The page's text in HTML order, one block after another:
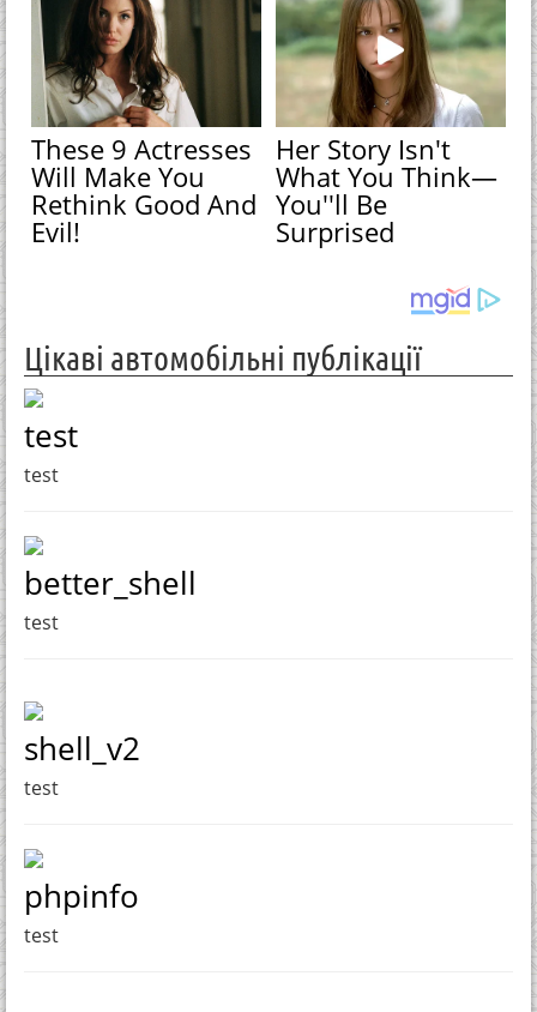
These 9 Actresses
Will Make You
Rethink Good And
Evil!
Her Story Isn't
What You Think—
You''ll Be
Surprised
Цікаві автомобільні публікації
test
test
better_shell
test
shell_v2
test
phpinfo
test